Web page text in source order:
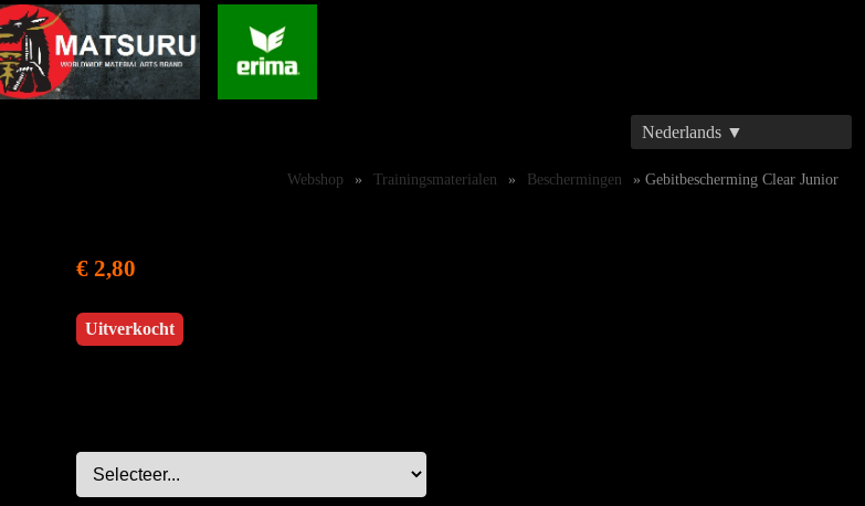
Nederlands ▼
Webshop » Trainingsmaterialen » Beschermingen » Gebitbescherming Clear Junior
€ 2,80
Uitverkocht